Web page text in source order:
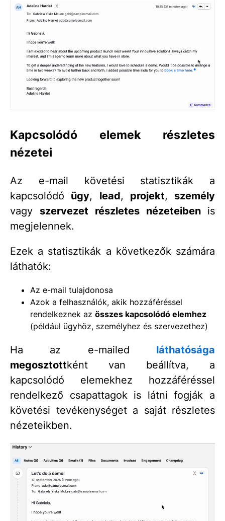
Kapcsolódó elemek részletes
nézetei
Az e-mail követési statisztikák a
kapcsolódó ügy, lead, projekt, személy
vagy szervezet részletes nézeteibenis
megjelennek.
Ezek a statisztikák a következők számára
láthatók:
Az e-mail tulajdonosa
Azok a felhasználók, akik hozzáféréssel
rendelkeznek az összes kapcsolódó elemhez
(például ügyhöz, személyhez és szervezethez)
Ha az e-mailed láthatósága
megosztottként van beállítva, a
kapcsolódó elemekhez hozzáféréssel
rendelkező csapattagok is látni fogják a
követési tevékenységet a saját részletes
nézeteikben.